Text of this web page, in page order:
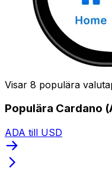
Visar 8 populära
Populära Cardano
ADA till USD